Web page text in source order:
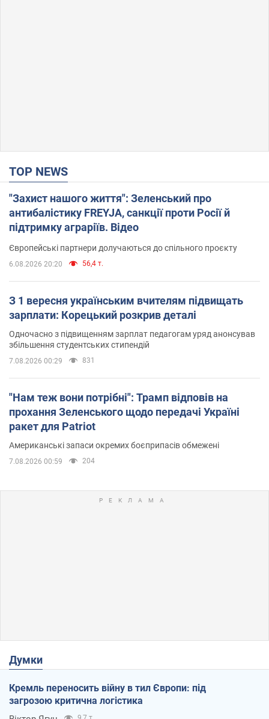
TOP NEWS
"Захист нашого життя": Зеленський про
антибалістику FREYJA, санкції проти Росії й
підтримку аграріїв. Відео
Європейські партнери долучаються до спільного проєкту
6.08.2026 20:20 56,4 т.
З 1 вересня українським вчителям підвищать
зарплати: Корецький розкрив деталі
Одночасно з підвищенням зарплат педагогам уряд анонсував
збільшення студентських стипендій
7.08.2026 00:29 831
"Нам теж вони потрібні": Трамп відповів на
прохання Зеленського щодо передачі Україні
ракет для Patriot
Американські запаси окремих боєприпасів обмежені
7.08.2026 00:59 204
Думки
Кремль переносить війну в тил Європи: під
загрозою критична логістика